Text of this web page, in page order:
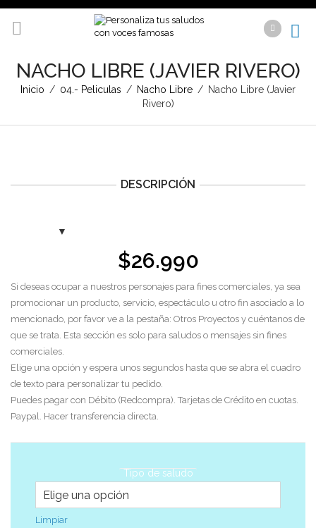
NACHO LIBRE (JAVIER RIVERO)
Inicio / 04.- Peliculas / Nacho Libre / Nacho Libre (Javier
Rivero)
DESCRIPCIÓN
$26.990
Si deseas ocupar a nuestros personajes para fines comerciales, ya sea
promocionar un producto, servicio, espectáculo u otro fin asociado a lo
mencionado, por favor ve a la pestaña: Otros Proyectos y cuéntanos de
que se trata. Esta sección es solo para saludos o mensajes sin fines
comerciales.
Elige una opción y espera unos segundos hasta que se abra el cuadro
de texto para personalizar tu pedido.
Puedes pagar con Débito (Redcompra). Tarjetas de Crédito en cuotas.
Paypal. Hacer transferencia directa.
Tipo de saludo
Limpiar